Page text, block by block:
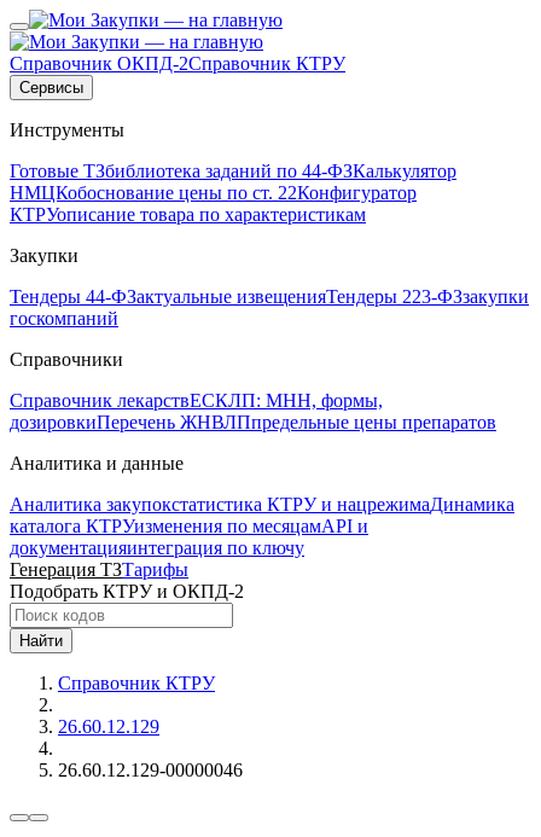
Справочник ОКПД-2Справочник КТРУ
Сервисы
Инструменты
Готовые ТЗбиблиотека заданий по 44-ФЗКалькулятор
НМЦКобоснование цены по ст. 22Конфигуратор
КТРУописание товара по характеристикам
Закупки
Тендеры 44-ФЗактуальные извещенияТендеры 223-ФЗзакупки
госкомпаний
Справочники
Справочник лекарствЕСКЛП: МНН, формы,
дозировкиПеречень ЖНВЛПпредельные цены препаратов
Аналитика и данные
Аналитика закупокстатистика КТРУ и нацрежимаДинамика
каталога КТРУизменения по месяцамAPI и
документацияинтеграция по ключу
Генерация ТЗТарифы
Подобрать КТРУ и ОКПД-2
Найти
Справочник КТРУ
26.60.12.129
26.60.12.129-00000046